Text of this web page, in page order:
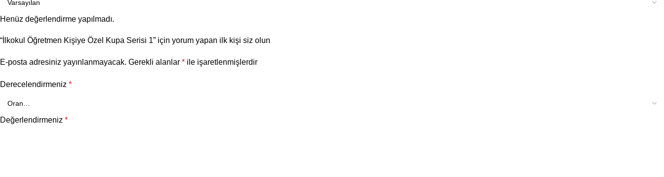
Henüz değerlendirme yapılmadı.
“İlkokul Öğretmen Kişiye Özel Kupa Serisi 1” için yorum yapan ilk kişi siz olun
E-posta adresiniz yayınlanmayacak. Gerekli alanlar * ile işaretlenmişlerdir
Derecelendirmeniz *
Değerlendirmeniz *